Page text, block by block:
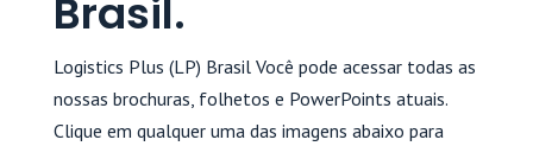
Brasil.
Logistics Plus (LP) Brasil Você pode acessar todas as
nossas brochuras, folhetos e PowerPoints atuais.
Clique em qualquer uma das imagens abaixo para